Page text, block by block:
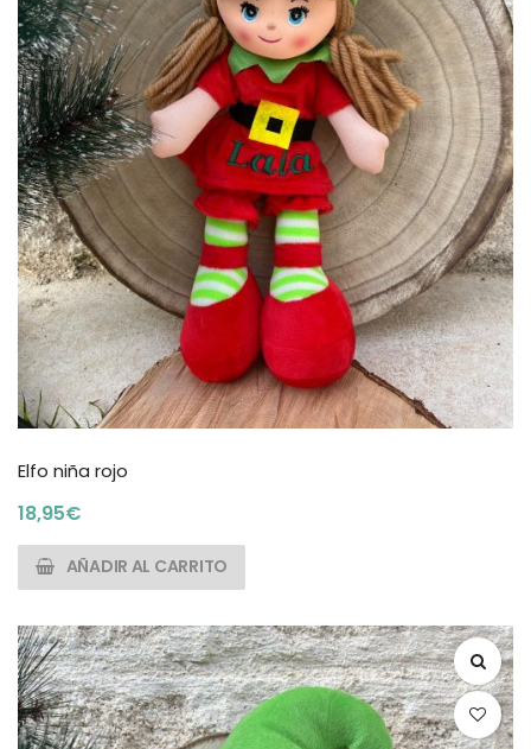
Elfo niña rojo
18,95€
AÑADIR AL CARRITO